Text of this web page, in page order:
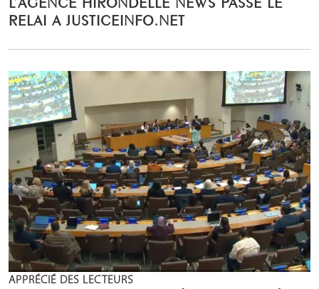
RELAI A JUSTICEINFO.NET
APPRÉCIÉ DES LECTEURS